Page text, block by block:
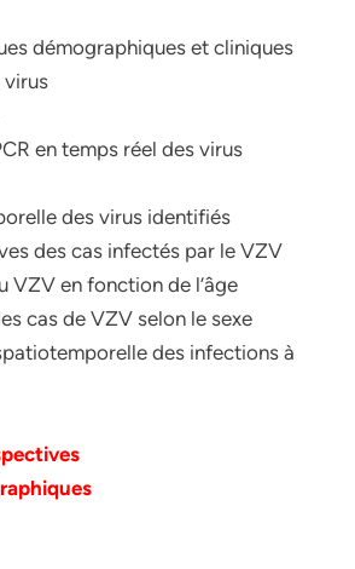
démographiques et cliniques
virus
en temps réel des virus
des virus identifiés
des cas infectés par le VZV
VZV en fonction de l’âge
cas de VZV selon le sexe
des infections à